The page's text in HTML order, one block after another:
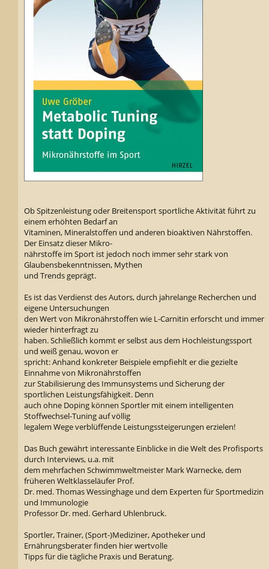
Ob Spitzenleistung oder Breitensport sportliche Aktivität führt zu
einem erhöhten Bedarf an
Vitaminen, Mineralstoffen und anderen bioaktiven Nährstoffen.
Der Einsatz dieser Mikro-
nährstoffe im Sport ist jedoch noch immer sehr stark von
Glaubensbekenntnissen, Mythen
und Trends geprägt.
Es ist das Verdienst des Autors, durch jahrelange Recherchen und
eigene Untersuchungen
den Wert von Mikronährstoffen wie L-Carnitin erforscht und immer
wieder hinterfragt zu
haben. Schließlich kommt er selbst aus dem Hochleistungssport
und weiß genau, wovon er
spricht: Anhand konkreter Beispiele empfiehlt er die gezielte
Einnahme von Mikronährstoffen
zur Stabilisierung des Immunsystems und Sicherung der
sportlichen Leistungsfähigkeit. Denn
auch ohne Doping können Sportler mit einem intelligenten
Stoffwechsel-Tuning auf völlig
legalem Wege verblüffende Leistungssteigerungen erzielen!
Das Buch gewährt interessante Einblicke in die Welt des Profisports
durch Interviews, u.a. mit
dem mehrfachen Schwimmweltmeister Mark Warnecke, dem
früheren Weltklasseläufer Prof.
Dr. med. Thomas Wessinghage und dem Experten für Sportmedizin
und Immunologie
Professor Dr. med. Gerhard Uhlenbruck.
Sportler, Trainer, (Sport-)Mediziner, Apotheker und
Ernährungsberater finden hier wertvolle
Tipps für die tägliche Praxis und Beratung.